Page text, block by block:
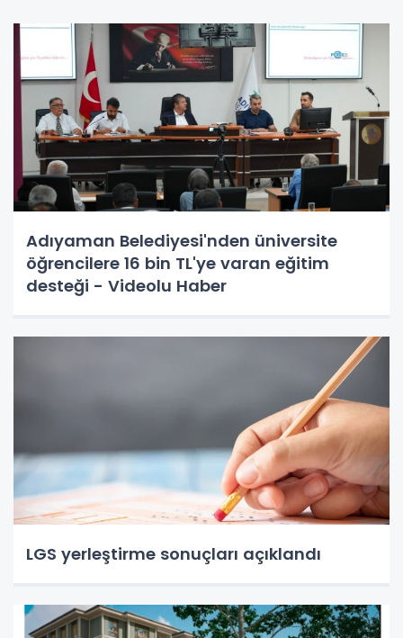
Adıyaman Belediyesi'nden üniversite
öğrencilere 16 bin TL'ye varan eğitim
desteği - Videolu Haber
LGS yerleştirme sonuçları açıklandı